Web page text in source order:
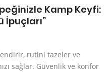
Kamp Keyfi:
İpuçları”
rutini tazeler ve
sağlar. Güvenlik ve konfor